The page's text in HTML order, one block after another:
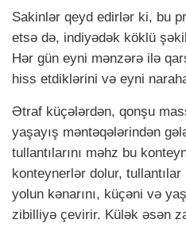
Sakinlər qeyd edirlər ki, bu
etsə də, indiyədək köklü
Hər gün eyni mənzərə ilə
hiss etdiklərini və eyni
Ətraf küçələrdən, qonşu
yaşayış məntəqələrindən
tullantılarını məhz bu
konteynerlər dolur,
yolun kənarını, küçəni və
zibilliyə çevirir. Külək əsən